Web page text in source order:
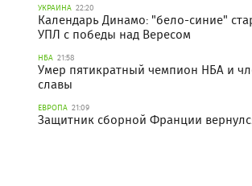
УКРАИНА 22:20
Календарь Динамо: "бело-синие"
УПЛ с победы над Вересом
НБА 21:58
Умер пятикратный чемпион НБА и
славы
ЕВРОПА 21:09
Защитник сборной Франции